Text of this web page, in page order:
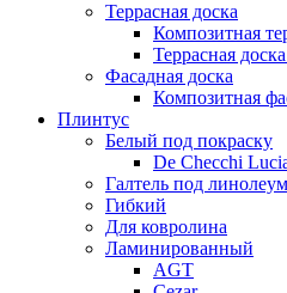
Террасная доска
Композитная
Террасная
Фасадная доска
Композитная
Плинтус
Белый под покраску
De Checchi
Галтель под линолеум
Гибкий
Для ковролина
Ламинированный
AGT